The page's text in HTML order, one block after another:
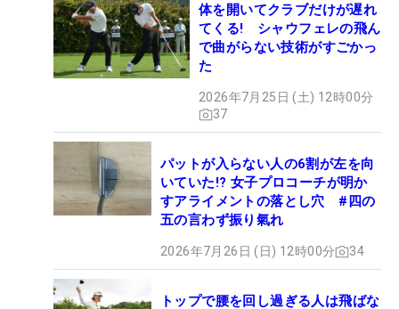
体を開いてクラブだけが遅れ
てくる! シャウフェレの飛ん
で曲がらない技術がすごかっ
た
2026年7月25日 (土) 12時00分
37
パットが入らない人の6割が左を向
いていた!? 女子プロコーチが明か
すアライメントの落とし穴 #四の
五の言わず振り氣れ
2026年7月26日 (日) 12時00分 34
トップで腰を回し過ぎる人は飛ばな